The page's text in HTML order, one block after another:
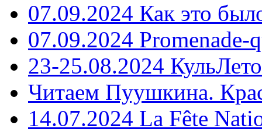
07.09.2024 Как это
07.09.2024 Promenade-
23-25.08.2024 КульЛето
Читаем Пуушкина.
14.07.2024 La Fête